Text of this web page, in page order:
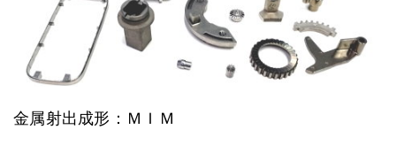
金属射出成形：ＭＩＭ